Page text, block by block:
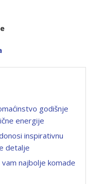
godišnje
energije
inspirativnu
detalje
najbolje komade